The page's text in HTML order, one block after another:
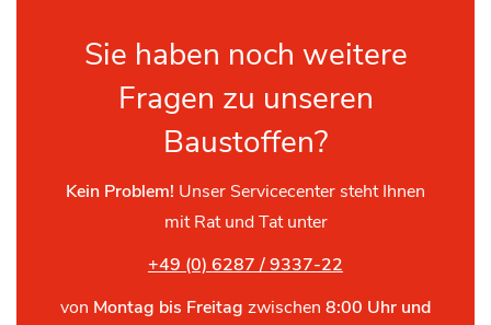
Sie haben noch weitere
Fragen zu unseren
Baustoffen?
Kein Problem! Unser Servicecenter steht Ihnen
mit Rat und Tat unter
+49 (0) 6287 / 9337-22
von Montag bis Freitag zwischen 8:00 Uhr und